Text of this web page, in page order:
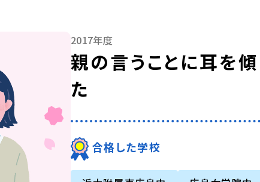
2017年度
親の言うことに耳を
た
合格した学校